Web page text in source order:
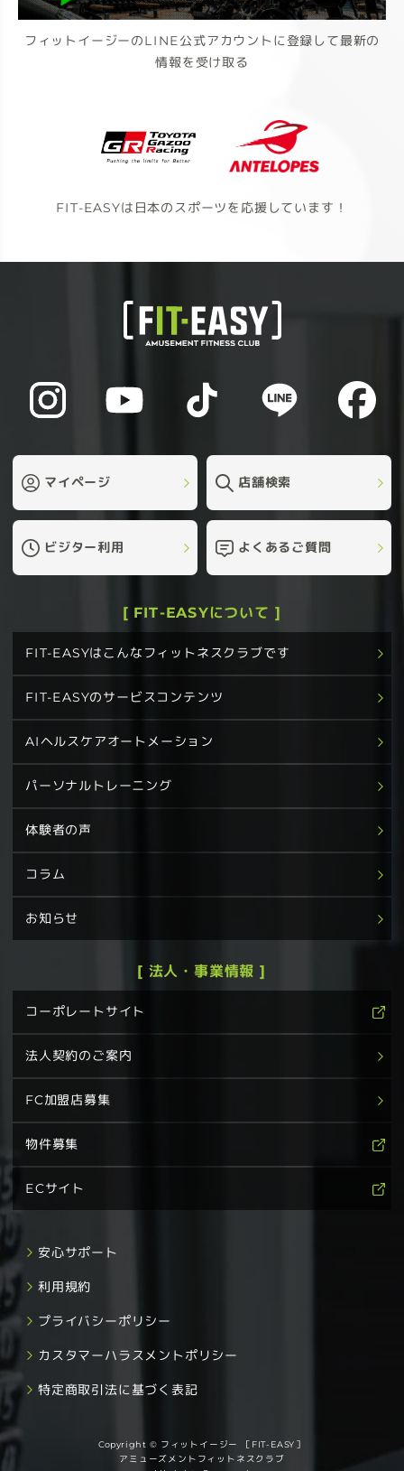
フィットイージーのLINE公式アカウントに登録して最新の
情報を受け取る
FIT-EASYは日本のスポーツを応援しています！
マイページ 店舗検索
ビジター利用 よくあるご質問
[ FIT-EASYについて ]
FIT-EASYはこんなフィットネスクラブです
FIT-EASYのサービスコンテンツ
AIヘルスケアオートメーション
パーソナルトレーニング
体験者の声
コラム
お知らせ
[ 法人・事業情報 ]
コーポレートサイト
法人契約のご案内
FC加盟店募集
物件募集
ECサイト
安心サポート
利用規約
プライバシーポリシー
カスタマーハラスメントポリシー
特定商取引法に基づく表記
Copyright © フィットイージー ［FIT-EASY］
アミューズメントフィットネスクラブ